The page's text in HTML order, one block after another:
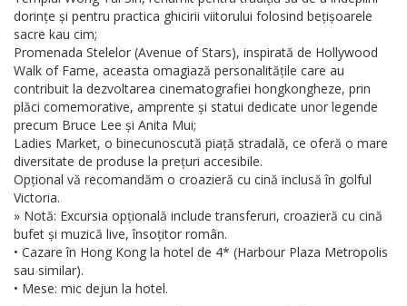
dorințe și pentru practica ghicirii viitorului folosind bețișoarele
sacre kau cim;
Promenada Stelelor (Avenue of Stars), inspirată de Hollywood
Walk of Fame, aceasta omagiază personalitățile care au
contribuit la dezvoltarea cinematografiei hongkongheze, prin
plăci comemorative, amprente și statui dedicate unor legende
precum Bruce Lee și Anita Mui;
Ladies Market, o binecunoscută piață stradală, ce oferă o mare
diversitate de produse la prețuri accesibile.
Opțional vă recomandăm o croazieră cu cină inclusă în golful
Victoria.
» Notă: Excursia opțională include transferuri, croazieră cu cină
bufet și muzică live, însoțitor român.
• Cazare în Hong Kong la hotel de 4* (Harbour Plaza Metropolis
sau similar).
• Mese: mic dejun la hotel.